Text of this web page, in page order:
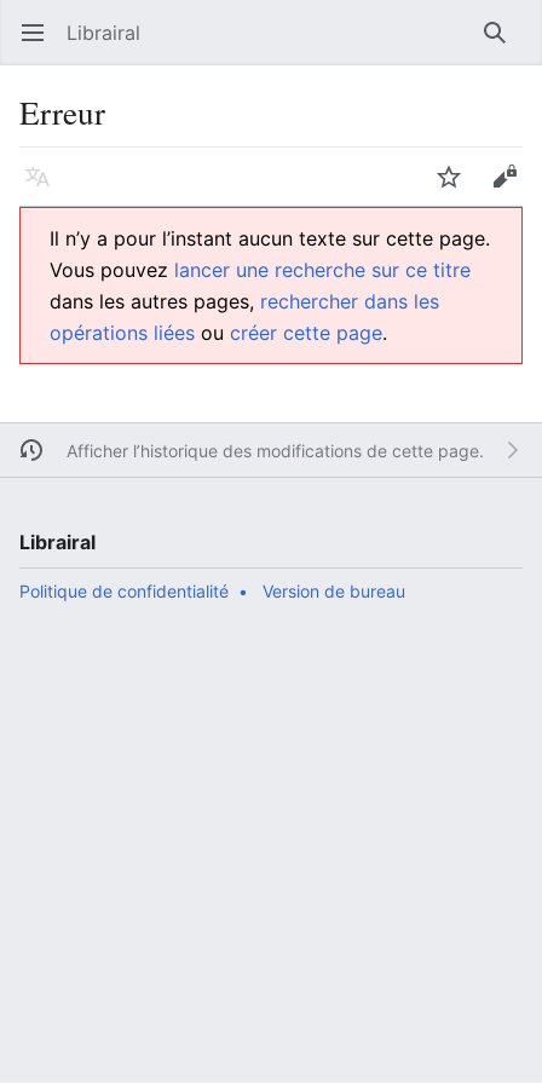
Ouvrir le menu principal Librairal
Erreur
Langue Suivre
Il n’y a pour l’instant aucun texte sur cette page.
Vous pouvez lancer une recherche sur ce titre
dans les autres pages, rechercher dans les
opérations liées ou créer cette page.
Afficher l’historique des modifications de cette page.
Librairal
Politique de confidentialité Version de bureau